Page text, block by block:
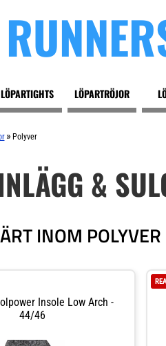
LÖPARTIGHTS LÖPARTRÖJOR
» Polyver
&
INOM
Insole Low Arch -
44/46
REA